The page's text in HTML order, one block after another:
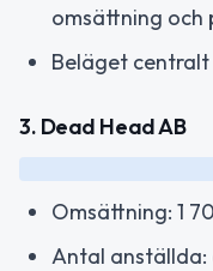
omsättning och
Beläget centralt
3. Dead Head AB
Omsättning: 1
Antal anställda: